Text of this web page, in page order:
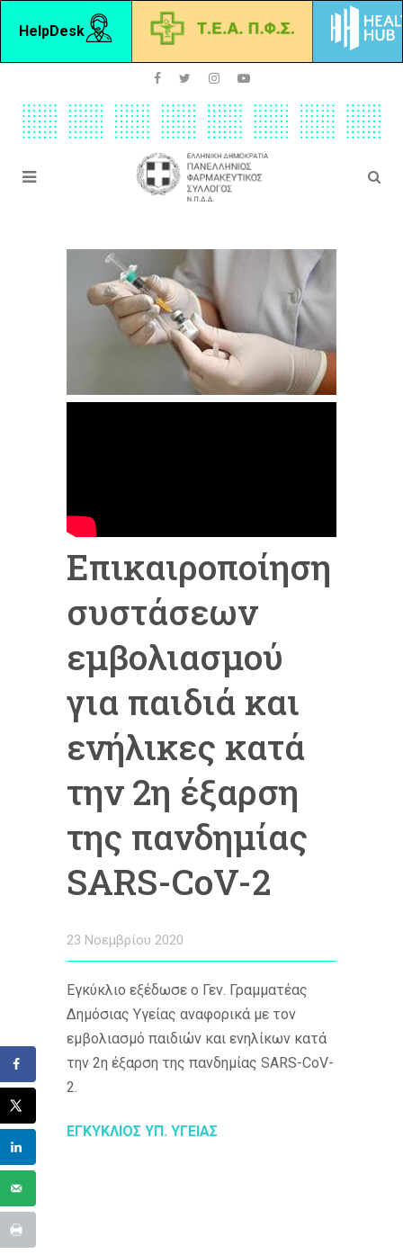
HelpDesk
Επικαιροποίηση
συστάσεων
εμβολιασμού
για παιδιά και
ενήλικες κατά
την 2η έξαρση
της πανδημίας
SARS-CoV-2
23 Νοεμβρίου 2020
Εγκύκλιο εξέδωσε ο Γεν. Γραμματέας
Δημόσιας Υγείας αναφορικά με τον
εμβολιασμό παιδιών και ενηλίκων κατά
την 2η έξαρση της πανδημίας SARS-CoV-
2.
ΕΓΚΥΚΛΙΟΣ ΥΠ. ΥΓΕΙΑΣ